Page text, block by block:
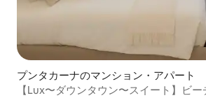
プンタカーナのマンション・アパート
【Lux〜ダウンタウン〜スイート】ビ